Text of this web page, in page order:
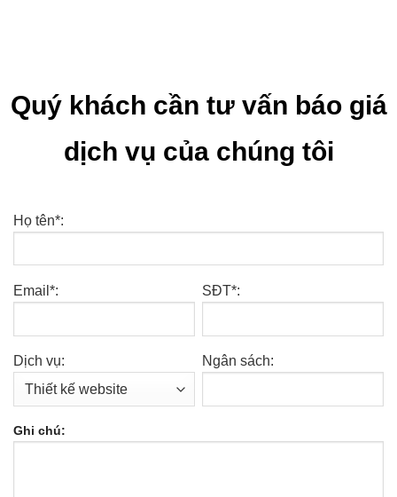
Quý khách cần tư vấn báo giá
dịch vụ của chúng tôi
Họ tên*:
Email*: SĐT*:
Dịch vụ: Ngân sách:
Ghi chú: